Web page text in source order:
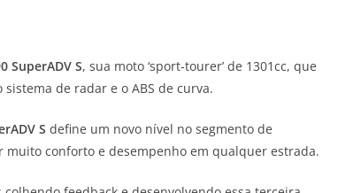
SuperADV S, sua moto ‘sport-tourer’ de 1301cc, que
de radar e o ABS de curva.
S define um novo nível no segmento de
conforto e desempenho em qualquer estrada.